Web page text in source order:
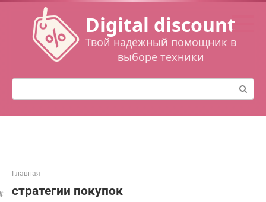
Перейти
контенту
Digital discount
Твой надёжный помощник в
выборе техники
Поиск:
Главная
стратегии покупок